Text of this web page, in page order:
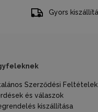
Gyors
Szerződési Feltételek
és válaszok
kiszállítása